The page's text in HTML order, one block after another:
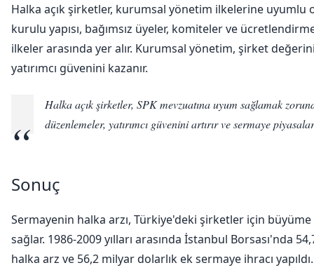
Halka açık şirketler, kurumsal yönetim ilkelerine uyumlu
kurulu yapısı, bağımsız üyeler, komiteler ve
ilkeler arasında yer alır. Kurumsal yönetim, şirket
yatırımcı güvenini kazanır.
Halka açık şirketler, SPK mevzuatına uyum sağlamak
düzenlemeler, yatırımcı güvenini artırır ve sermaye
Sonuç
Sermayenin halka arzı, Türkiye'deki şirketler için
sağlar. 1986-2009 yılları arasında İstanbul Borsası'nda
halka arz ve 56,2 milyar dolarlık ek sermaye ihracı